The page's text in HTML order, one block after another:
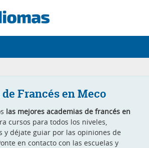
Francés en Meco
las mejores academias de francés en
cursos para todos los niveles,
y déjate guiar por las opiniones de
en contacto con las escuelas y